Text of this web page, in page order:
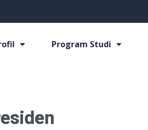
Program Studi